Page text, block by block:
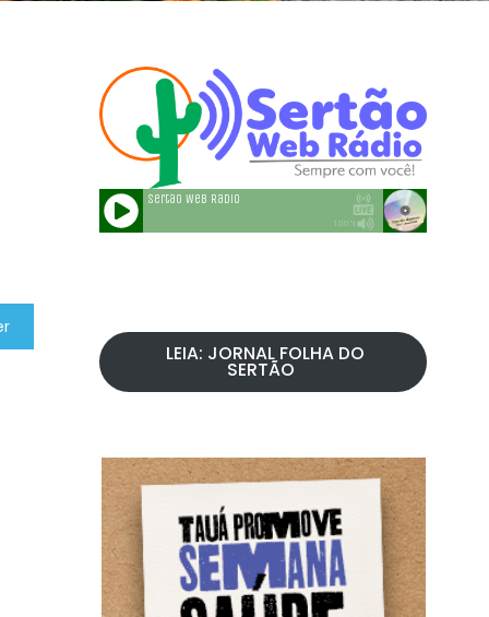
LEIA: JORNAL FOLHA DO
SERTÃO